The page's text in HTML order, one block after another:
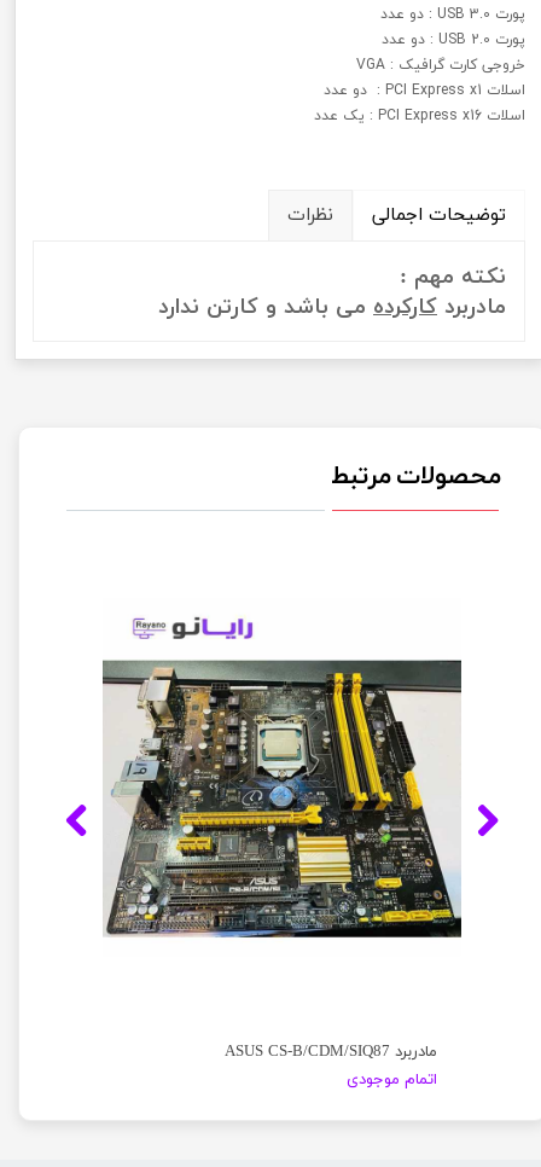
پورت USB 3.0 : دو عدد
پورت USB 2.0 : دو عدد
خروجی کارت گرافیک : VGA
اسلات PCI Express x1 : دو عدد
اسلات PCI Express x16 : یک عدد
توضیحات اجمالی نظرات
نکته مهم :
مادربرد کارکرده می باشد و کارتن ندارد
محصولات مرتبط
مادربرد ASUS CS-B/CDM/SIQ87
اتمام موجودی